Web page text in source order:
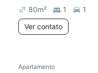
80m² 1
1
Ver contato
Redecorar
Apartamento